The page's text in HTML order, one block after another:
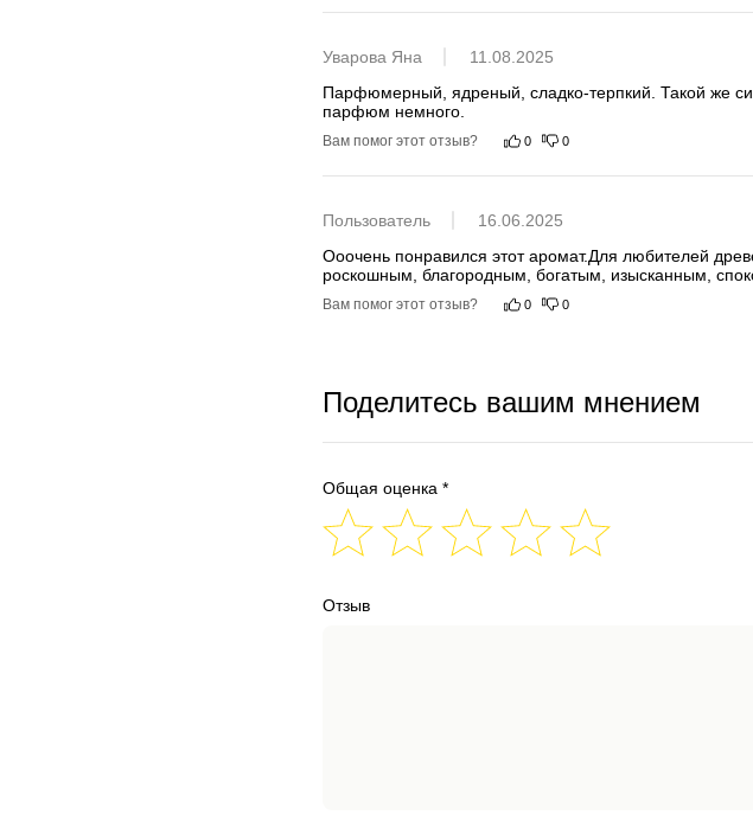
Уварова Яна
11.08.2025
Парфюмерный, ядреный, сладко-терпкий. Такой же
парфюм немного.
Вам помог этот отзыв? 0 0
Пользователь
16.06.2025
Ооочень понравился этот аромат.Для любителей
роскошным, благородным, богатым, изысканным,
Вам помог этот отзыв? 0 0
Поделитесь вашим мнением
Общая оценка *
Отзыв